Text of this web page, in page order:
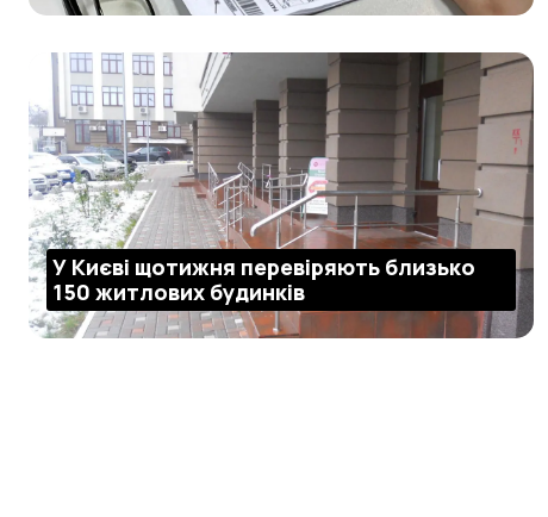
У Києві щотижня перевіряють близько
150 житлових будинків